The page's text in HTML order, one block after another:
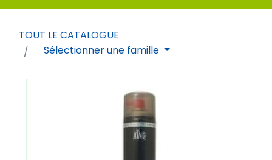
TOUT LE CATALOGUE
Sélectionner une famille